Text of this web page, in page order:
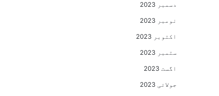
دسمبر 2023
نومبر 2023
اکتوبر 2023
ستمبر 2023
اگست 2023
جولائی 2023